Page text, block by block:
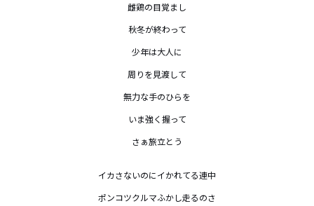
雌鶏の目覚まし
秋冬が終わって
少年は大人に
周りを見渡して
無力な手のひらを
いま強く握って
さぁ旅立とう
イカさないのにイかれてる連中
ポンコツクルマふかし走るのさ